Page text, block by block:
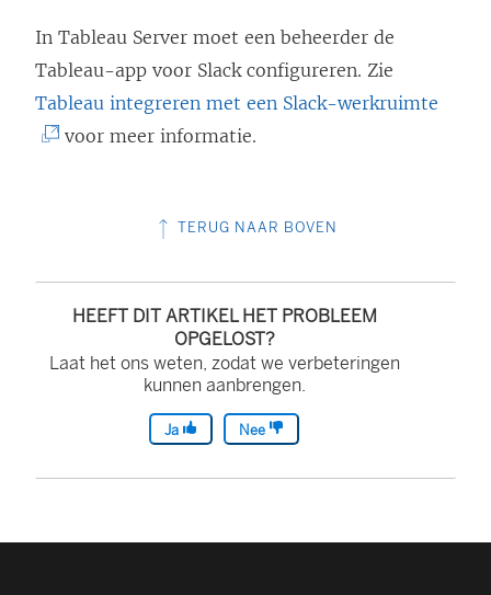
In Tableau Server moet een beheerder de
Tableau-app voor Slack configureren. Zie
Tableau integreren met een Slack-werkruimte
voor meer informatie.
TERUG NAAR BOVEN
HEEFT DIT ARTIKEL HET PROBLEEM
OPGELOST?
Laat het ons weten, zodat we verbeteringen
kunnen aanbrengen.
Ja Nee